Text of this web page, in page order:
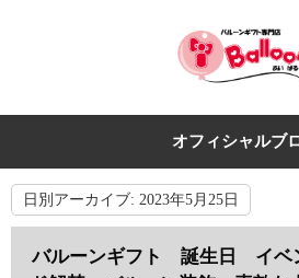
オフィシャルブ
日別アーカイブ: 2023年5月25日
バルーンギフト 誕生日 イベ